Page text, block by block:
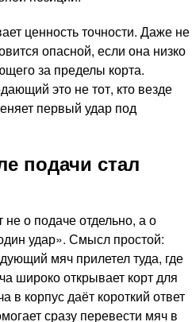
ценность точности. Даже не
опасной, если она низко
за пределы корта.
это не тот, кто везде
первый удар под
подачи стал
о подаче отдельно, а о
удар». Смысл простой:
мяч прилетел туда, где
широко открывает корт для
в корпус даёт короткий ответ
сразу перевести мяч в